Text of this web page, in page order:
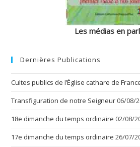
Les médias en
Dernières Publications
Cultes publics de l’Église cathare de
Transfiguration de notre Seigneur 06/08/
18e dimanche du temps ordinaire 02/08/
17e dimanche du temps ordinaire 26/07/